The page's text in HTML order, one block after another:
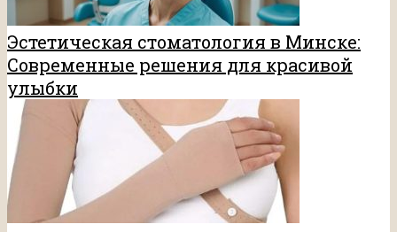
Эстетическая стоматология в Минске:
Современные решения для красивой
улыбки